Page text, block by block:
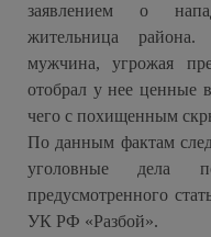
заявлением о
жительница
мужчина, угрожая
отобрал у нее ценные
чего с похищенным
По данным фактам
уголовные дела
предусмотренного
УК РФ «Разбой».